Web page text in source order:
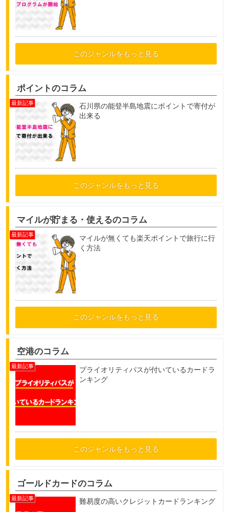
このジャンルをもっと見る
ポイントのコラム
石川県の能登半島地震にポイントで寄付が
出来る
このジャンルをもっと見る
マイルが貯まる・使えるのコラム
マイルが無くても楽天ポイントで旅行に行
く方法
このジャンルをもっと見る
空港のコラム
プライオリティパスが付いているカードラ
ンキング
このジャンルをもっと見る
ゴールドカードのコラム
難易度の高いクレジットカードランキング